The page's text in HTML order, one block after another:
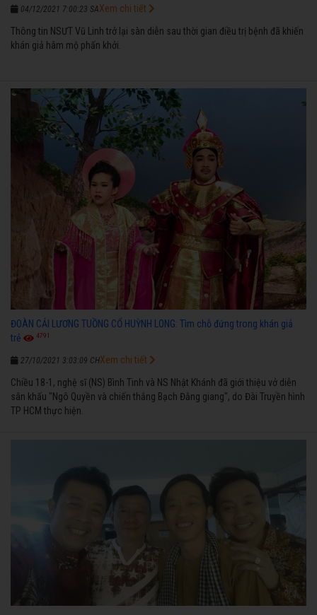
04/12/2021 7:00:23 SA
Thông tin NSƯT Vũ Linh trở lại sàn diễn sau thời gian điều trị bệnh đã khiến
khán giả hâm mộ phấn khởi.
Xem chi tiết
ĐOÀN CẢI LƯƠNG TUỒNG CỔ HUỲNH LONG: Tìm chỗ đứng trong khán giả
trẻ
4791
27/10/2021 3:03:09 CH
Chiều 18-1, nghệ sĩ (NS) Bình Tinh và NS Nhật Khánh đã giới thiệu vở diễn
sân khấu "Ngô Quyền và chiến thắng Bạch Đằng giang", do Đài Truyền hình
TP HCM thực hiện.
Xem chi tiết